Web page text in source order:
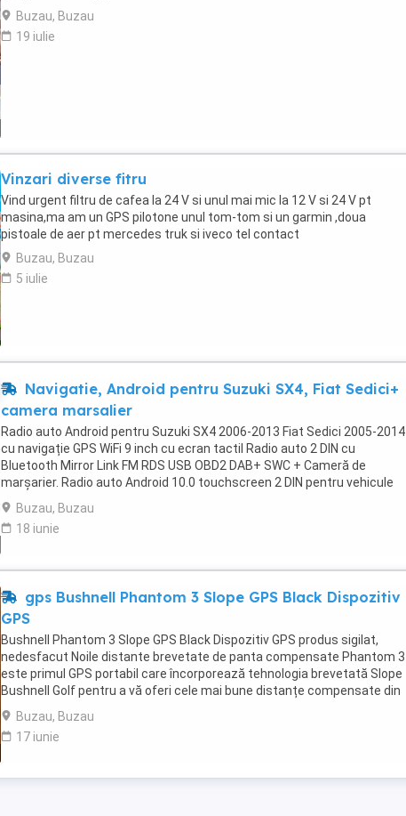
Buzau, Buzau
19 iulie
Vinzari diverse fitru
Vind urgent filtru de cafea la 24 V si unul mai mic la 12 V si 24 V pt
masina,ma am un GPS pilotone unul tom-tom si un garmin ,doua
pistoale de aer pt mercedes truk si iveco tel contact
Buzau, Buzau
5 iulie
Navigatie, Android pentru Suzuki SX4, Fiat Sedici+
camera marsalier
Radio auto Android pentru Suzuki SX4 2006-2013 Fiat Sedici 2005-2014
cu navigație GPS WiFi 9 inch cu ecran tactil Radio auto 2 DIN cu
Bluetooth Mirror Link FM RDS USB OBD2 DAB+ SWC + Cameră de
marșarier. Radio auto Android 10.0 touchscreen 2 DIN pentru vehicule
compatibile Toyota Suzuki SX4 Fiat Sedici: ...
Buzau, Buzau
18 iunie
gps Bushnell Phantom 3 Slope GPS Black Dispozitiv
GPS
Bushnell Phantom 3 Slope GPS Black Dispozitiv GPS produs sigilat,
nedesfacut Noile distante brevetate de panta compensate Phantom 3
este primul GPS portabil care încorporează tehnologia brevetată Slope
Bushnell Golf pentru a vă oferi cele mai bune distanțe compensate din
lume care țin cont de înclinație ...
Buzau, Buzau
17 iunie